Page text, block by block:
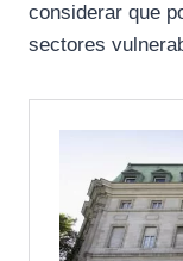
considerar que
sectores